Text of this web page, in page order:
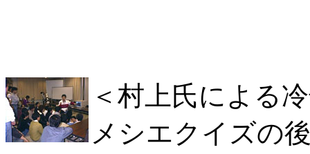
＜村上氏による
メシエクイズの